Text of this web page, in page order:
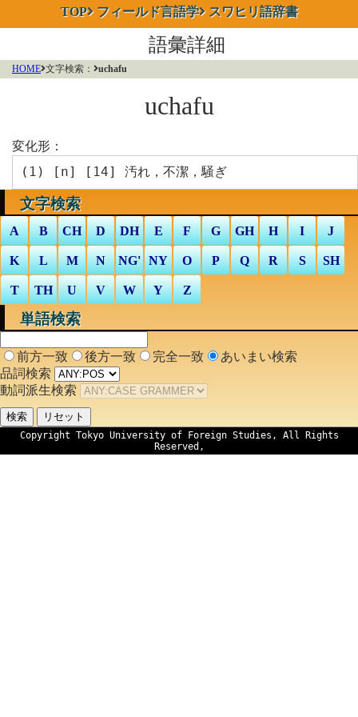
TOP フィールド言語学 スワヒリ語辞書
文字検索
A B CH D DH E F G GH H I J
K L M N NG' NY O P Q R S SH
T TH U V W Y Z
単語検索
前方一致 後方一致 完全一致
あいまい検索
品詞検索
動詞派生検索
語彙詳細
HOME 文字検索： uchafu
uchafu
変化形：
(1) [ n] [14] 汚れ，不潔，騒ぎ
Copyright Tokyo University of Foreign Studies, All Rights
Reserved,